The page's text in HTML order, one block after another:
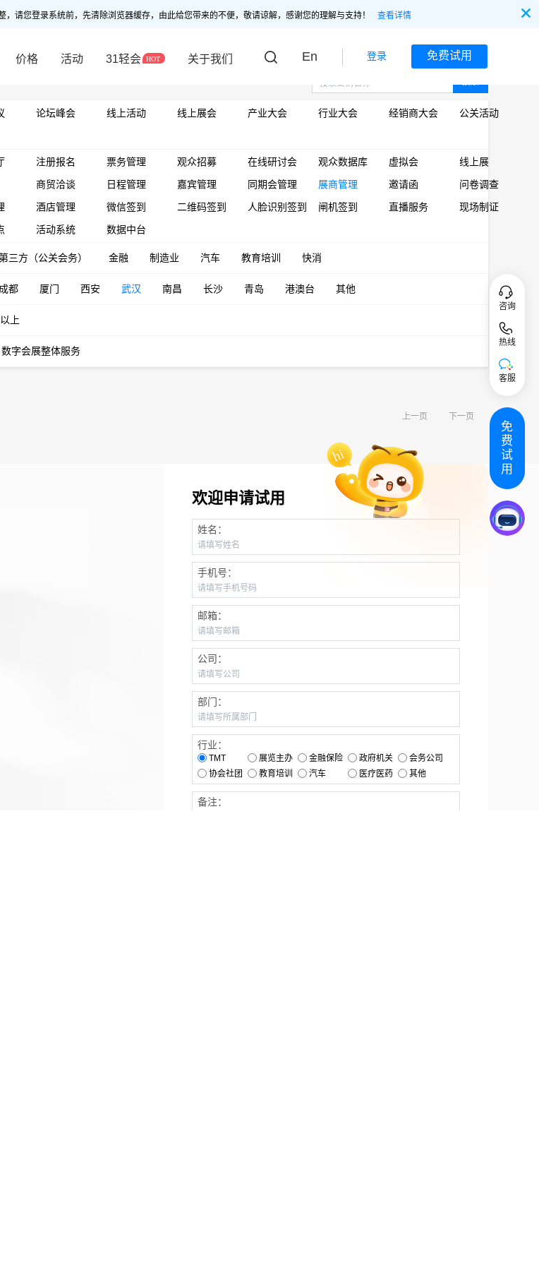
请您登录系统前，先清除浏览器缓存，由此给您带来的不便，敬请谅解，感谢您的理解与支持！ 查看详情
价格 活动 31轻会 关于我们 En 登录 免费试用
论坛峰会 线上活动 线上展会 产业大会 行业大会 经销商大会
公关活动
注册报名 票务管理 观众招募 在线研讨会 观众数据库 虚拟会
线上展
商贸洽谈 日程管理 嘉宾管理 同期会管理 展商管理 邀请函
问卷调查
酒店管理 微信签到 二维码签到 人脸识别签到 闸机签到 直播服务
现场制证
活动系统 数据中台
三方（公关会务） 金融 制造业 汽车 教育培训 快消
成都 厦门 西安 武汉 南昌 长沙 青岛 港澳台 其他
上
数字会展整体服务
上一页 下一页
欢迎申请试用
姓名：
手机号：
邮箱：
公司：
部门：
行业：
TMT 展览主办 金融保险 政府机关
会务公司
协会社团
教育培训 汽车 医疗医药 其他
备注：
咨询
热线
客服
免
费
试
用